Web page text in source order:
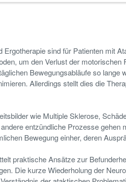
Ergotherapie sind für Patienten mit
um den Verlust der
Bewegungsabläufe so lange
Allerdings stellt dies die
wie Multiple Sklerose,
entzündliche Prozesse gehen
Bewegung einher, deren
praktische Ansätze zur
Die kurze Wiederholung der